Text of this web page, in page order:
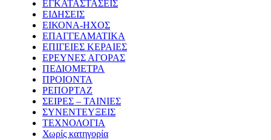
ΕΓΚΑΤΑΣΤΑΣΕΙΣ
ΕΙΔΗΣΕΙΣ
ΕΙΚΟΝΑ-ΗΧΟΣ
ΕΠΑΓΓΕΛΜΑΤΙΚΑ
ΕΠΙΓΕΙΕΣ ΚΕΡΑΙΕΣ
ΕΡΕΥΝΕΣ ΑΓΟΡΑΣ
ΠΕΔΙΟΜΕΤΡΑ
ΠΡΟΙΟΝΤΑ
ΡΕΠΟΡΤΑΖ
ΣΕΙΡΕΣ – ΤΑΙΝΙΕΣ
ΣΥΝΕΝΤΕΥΞΕΙΣ
ΤΕΧΝΟΛΟΓΙΑ
Χωρίς κατηγορία